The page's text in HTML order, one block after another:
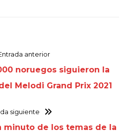
anterior
noruegos siguieron la
Melodi Grand Prix 2021
siguiente
minuto de los temas de la